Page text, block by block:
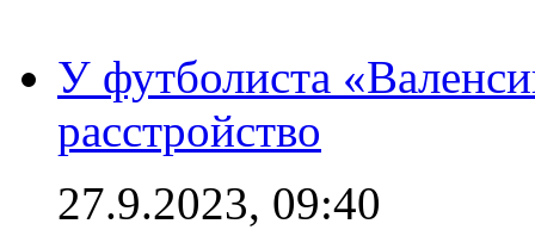
У футболиста
расстройство
27.9.2023, 09:40